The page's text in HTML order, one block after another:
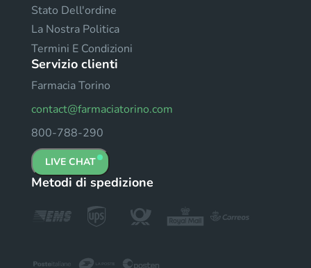
Stato Dell'ordine
La Nostra Politica
Termini E Condizioni
Servizio clienti
Farmacia Torino
contact@farmaciatorino.com
800-788-290
LIVE CHAT
Metodi di spedizione